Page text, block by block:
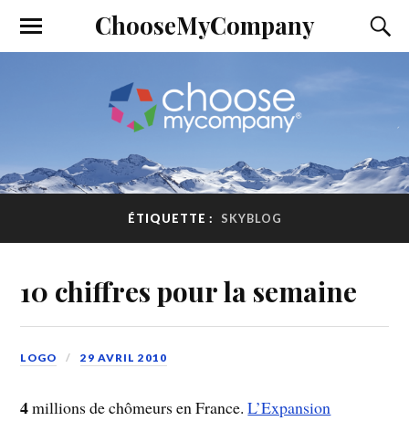
ChooseMyCompany
ÉTIQUETTE : SKYBLOG
10 chiffres pour la semaine
LOGO 29 AVRIL 2010
4millions de chômeurs en France.L’Expansion